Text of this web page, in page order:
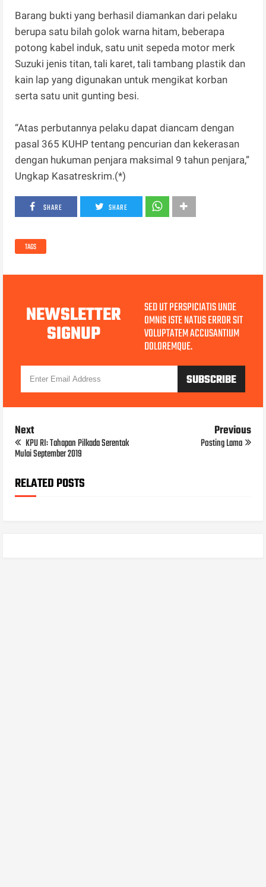
Barang bukti yang berhasil diamankan dari pelaku
berupa satu bilah golok warna hitam, beberapa
potong kabel induk, satu unit sepeda motor merk
Suzuki jenis titan, tali karet, tali tambang plastik dan
kain lap yang digunakan untuk mengikat korban
serta satu unit gunting besi.
“Atas perbutannya pelaku dapat diancam dengan
pasal 365 KUHP tentang pencurian dan kekerasan
dengan hukuman penjara maksimal 9 tahun penjara,”
Ungkap Kasatreskrim.(*)
SHARE SHARE
TAGS
NEWSLETTER
SIGNUP
SED UT PERSPICIATIS UNDE
OMNIS ISTE NATUS ERROR SIT
VOLUPTATEM ACCUSANTIUM
DOLOREMQUE.
Next
KPU RI: Tahapan Pilkada Serentak
Mulai September 2019
Previous
Posting Lama
RELATED POSTS